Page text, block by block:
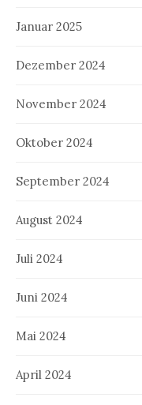
Januar 2025
Dezember 2024
November 2024
Oktober 2024
September 2024
August 2024
Juli 2024
Juni 2024
Mai 2024
April 2024